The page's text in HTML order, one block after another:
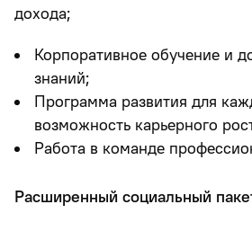
дохода;
Корпоративное обучение и
знаний;
Программа развития для
возможность карьерного
Работа в команде
Расширенный социальный